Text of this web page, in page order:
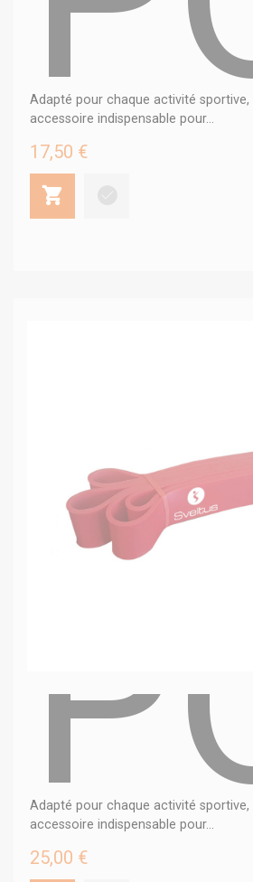
Adapté pour chaque activité sportive,
accessoire indispensable pour...
17,50 €
Adapté pour chaque activité sportive,
accessoire indispensable pour...
25,00 €